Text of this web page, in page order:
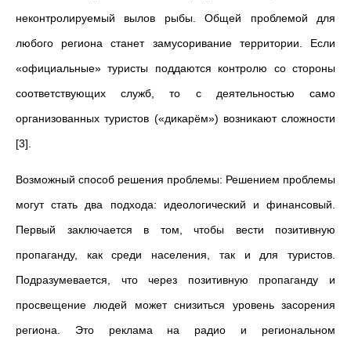
неконтролируемый вылов рыбы. Общей проблемой для
любого региона станет замусоривание территории. Если
«официальные» туристы поддаются контролю со стороны
соответствующих служб, то с деятельностью само
организованных туристов («дикарём») возникают сложности
[3].
Возможный способ решения проблемы: Решением проблемы
могут стать два подхода: идеологический и финансовый.
Первый заключается в том, чтобы вести позитивную
пропаганду, как среди населения, так и для туристов.
Подразумевается, что через позитивную пропаганду и
просвещение людей может снизиться уровень засорения
региона. Это реклама на радио и региональном